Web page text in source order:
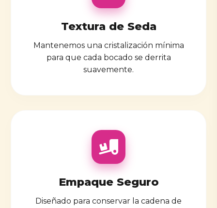
Textura de Seda
Mantenemos una cristalización mínima
para que cada bocado se derrita
suavemente.
Empaque Seguro
Diseñado para conservar la cadena de